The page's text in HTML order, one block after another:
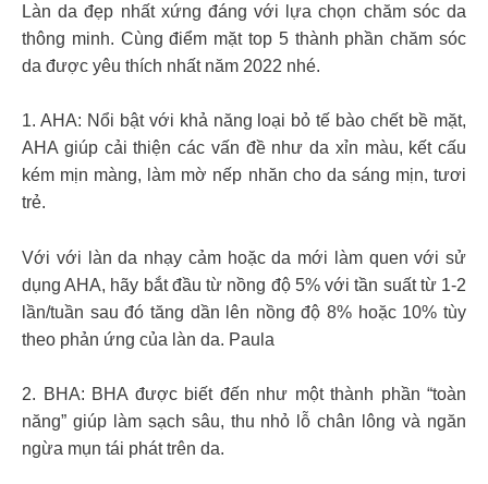
Làn da đẹp nhất xứng đáng với lựa chọn chăm sóc da
thông minh. Cùng điểm mặt top 5 thành phần chăm sóc
da được yêu thích nhất năm 2022 nhé.
1. AHA: Nổi bật với khả năng loại bỏ tế bào chết bề mặt,
AHA giúp cải thiện các vấn đề như da xỉn màu, kết cấu
kém mịn màng, làm mờ nếp nhăn cho da sáng mịn, tươi
trẻ.
Với với làn da nhạy cảm hoặc da mới làm quen với sử
dụng AHA, hãy bắt đầu từ nồng độ 5% với tần suất từ 1-2
lần/tuần sau đó tăng dần lên nồng độ 8% hoặc 10% tùy
theo phản ứng của làn da. Paula
2. BHA: BHA được biết đến như một thành phần “toàn
năng” giúp làm sạch sâu, thu nhỏ lỗ chân lông và ngăn
ngừa mụn tái phát trên da.